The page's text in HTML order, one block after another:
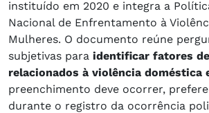
instituído em 2020 e integra a
Nacional de Enfrentamento à
Mulheres. O documento reúne
subjetivas para identificar fatores
relacionados à violência doméstica
preenchimento deve ocorrer,
durante o registro da ocorrência